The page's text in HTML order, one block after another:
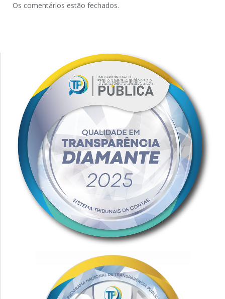
Os comentários estão fechados.